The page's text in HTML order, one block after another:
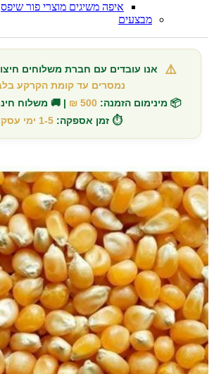
איפה משיגים מוצרי פור שיפס
מבצעים
⚠️ אנו עובדים עם חברת משלוחים
נמסרים עד קומת הקרקע
📦 מינימום הזמנה: 500 ₪ | 🚚 משלוח
⏱️ זמן אספקה: 1-5 ימי עסקים